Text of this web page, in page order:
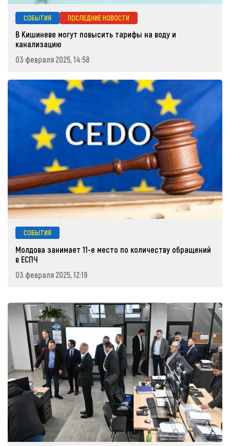
СОБЫТИЯ ПОСЛЕДНИЕ НОВОСТИ
В Кишиневе могут повысить тарифы на воду и
канализацию
03 февраля 2025, 14:58
СОБЫТИЯ
Молдова занимает 11-е место по количеству обращений
в ЕСПЧ
03 февраля 2025, 12:19